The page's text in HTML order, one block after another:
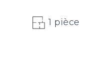
1 pièce